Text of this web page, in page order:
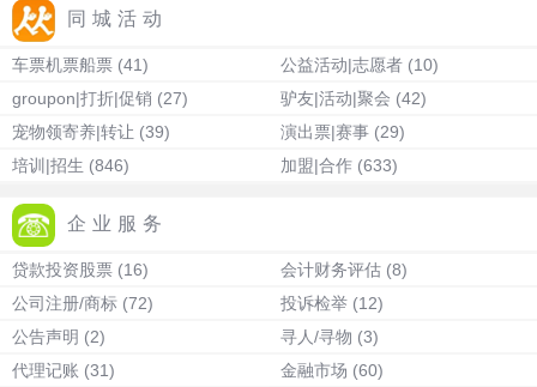
同城活动
车票机票船票 (41) 公益活动|志愿者 (10)
groupon|打折|促销 (27) 驴友|活动|聚会 (42)
宠物领寄养|转让 (39) 演出票|赛事 (29)
培训|招生 (846) 加盟|合作 (633)
企业服务
贷款投资股票 (16) 会计财务评估 (8)
公司注册/商标 (72) 投诉检举 (12)
公告声明 (2) 寻人/寻物 (3)
代理记账 (31) 金融市场 (60)